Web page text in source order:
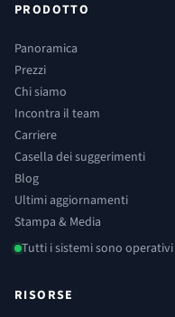
PRODOTTO
Panoramica
Prezzi
Chi siamo
Incontra il team
Carriere
Casella dei suggerimenti
Blog
Ultimi aggiornamenti
Stampa & Media
Tutti i sistemi sono operativi
RISORSE